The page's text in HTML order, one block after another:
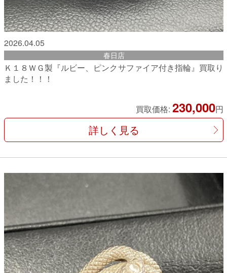
2026.04.05
春日店
Ｋ１８ＷＧ製『ルビー、ピンクサファイア付き指輪』買取り
ました！！！
買取価格: 230,000円
詳しく見る